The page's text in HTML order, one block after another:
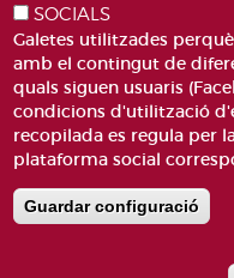
Pie
de
página
CANAL DE
GLOSSARI
MAPA WEB
SOCIALS
Galetes utilitzades
amb el contingut de
quals siguen usuaris
condicions d'utilització
recopilada es regula per
plataforma social
Guardar configuració